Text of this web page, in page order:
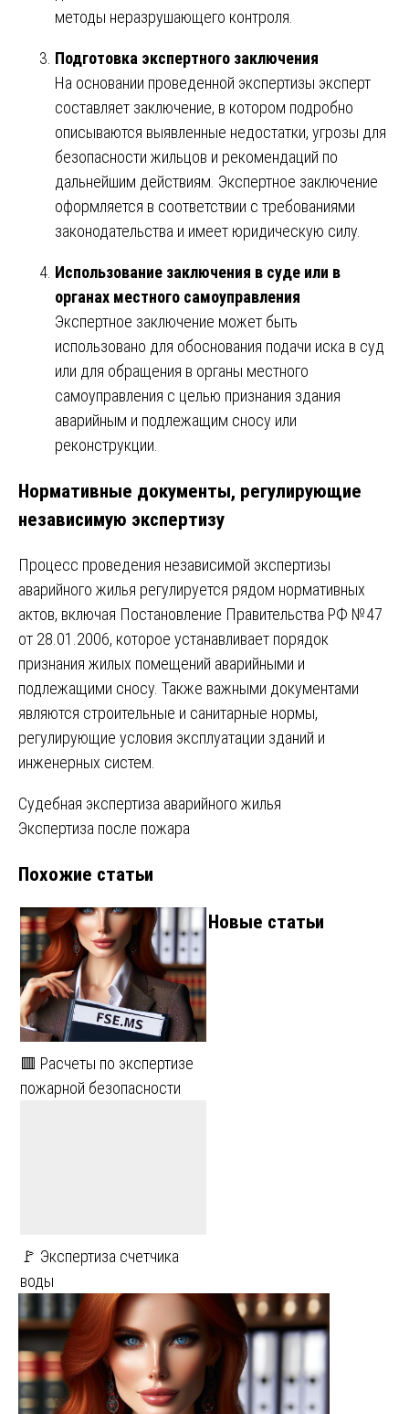
методы неразрушающего контроля.
Подготовка экспертного заключения
На основании проведенной экспертизы эксперт
составляет заключение, в котором подробно
описываются выявленные недостатки, угрозы для
безопасности жильцов и рекомендаций по
дальнейшим действиям. Экспертное заключение
оформляется в соответствии с требованиями
законодательства и имеет юридическую силу.
Использование заключения в суде или в
органах местного самоуправления
Экспертное заключение может быть
использовано для обоснования подачи иска в суд
или для обращения в органы местного
самоуправления с целью признания здания
аварийным и подлежащим сносу или
реконструкции.
Нормативные документы, регулирующие
независимую экспертизу
Процесс проведения независимой экспертизы
аварийного жилья регулируется рядом нормативных
актов, включая Постановление Правительства РФ №47
от 28.01.2006, которое устанавливает порядок
признания жилых помещений аварийными и
подлежащими сносу. Также важными документами
являются строительные и санитарные нормы,
регулирующие условия эксплуатации зданий и
инженерных систем.
Навигация
записям
Судебная экспертиза аварийного жилья
Экспертиза после пожара
Похожие статьи
🟥 Расчеты по экспертизе
пожарной безопасности
🚩 Экспертиза счетчика
воды
Новые статьи